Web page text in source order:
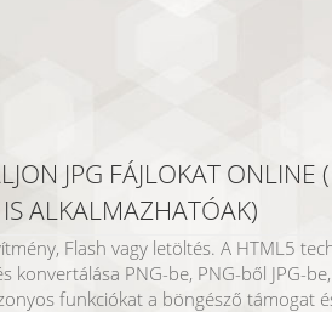
JPG FÁJLOKAT
IS ALKALMAZHATÓAK)
Flash vagy letöltés. A HTML5
PNG-be, PNG-ből JPG-
funkciókat a böngésző támogat